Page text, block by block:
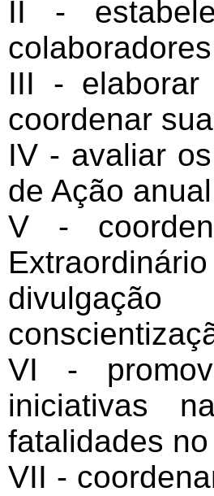
II -
III -
coordenar
IV - avaliar
de Ação
V -
VI -
iniciativas
fatalidades
VII -